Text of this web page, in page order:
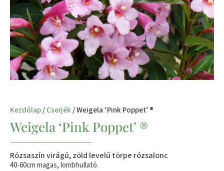
Kezdőlap/Cserjék/ Weigela ‘Pink Poppet’ ®
Weigela ‘Pink Poppet’ ®
Rózsaszín virágú, zöld levelű törpe rózsalonc
40-60cm magas, lombhullató.